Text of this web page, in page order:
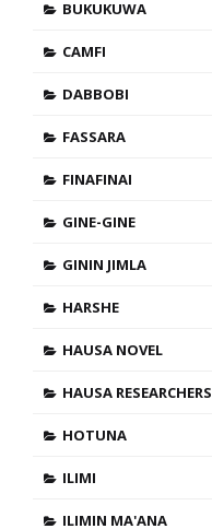
BUKUKUWA
CAMFI
DABBOBI
FASSARA
FINAFINAI
GINE-GINE
GININ JIMLA
HARSHE
HAUSA NOVEL
HAUSA RESEARCHERS
HOTUNA
ILIMI
ILIMIN MA'ANA